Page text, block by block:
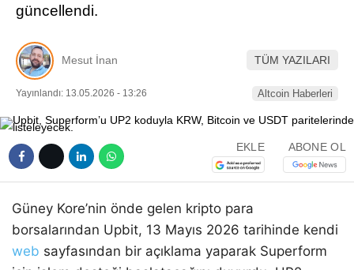
güncellendi.
Mesut İnan TÜM YAZILARI
Yayınlandı: 13.05.2026 - 13:26 Altcoin Haberleri
EKLE ABONE OL
Güney Kore’nin önde gelen kripto para
borsalarından Upbit, 13 Mayıs 2026 tarihinde kendi
web sayfasından bir açıklama yaparak Superform